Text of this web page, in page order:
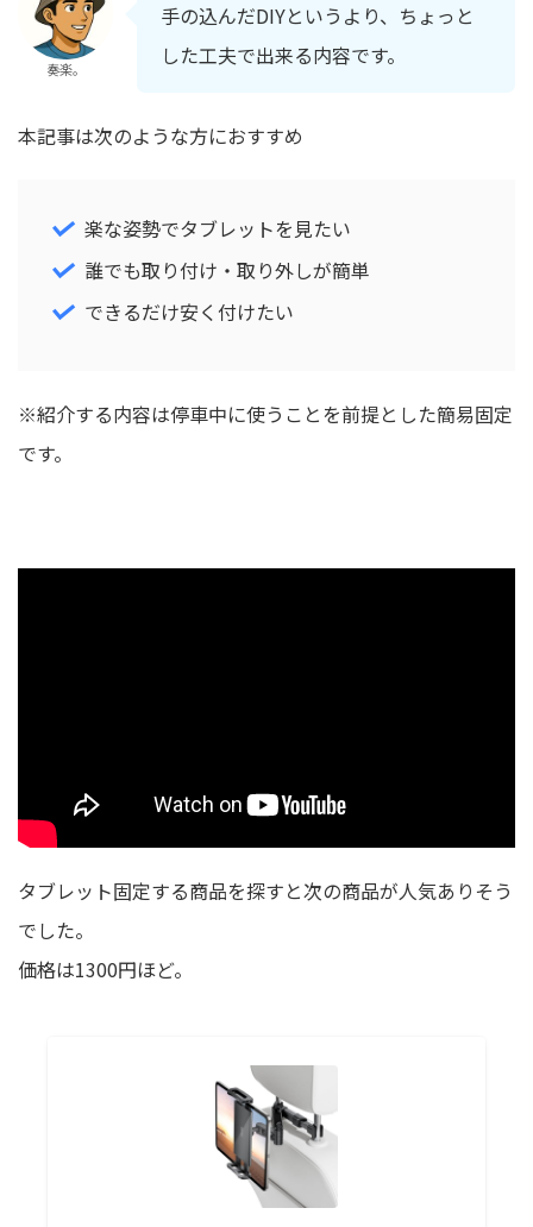
奏楽。
手の込んだDIYというより、ちょっと
した工夫で出来る内容です。
本記事は次のような方におすすめ
楽な姿勢でタブレットを見たい
誰でも取り付け・取り外しが簡単
できるだけ安く付けたい
※紹介する内容は停車中に使うことを前提とした簡易固定
です。
タブレット固定する商品を探すと次の商品が人気ありそう
でした。
価格は1300円ほど。